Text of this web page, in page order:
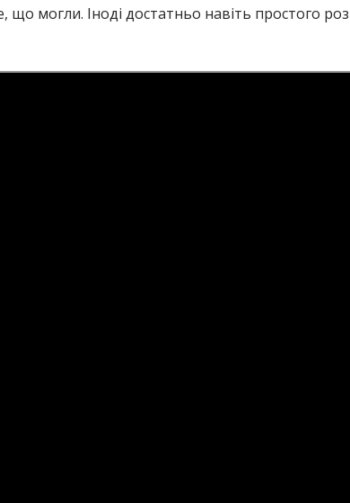
що могли. Іноді достатньо навіть простого